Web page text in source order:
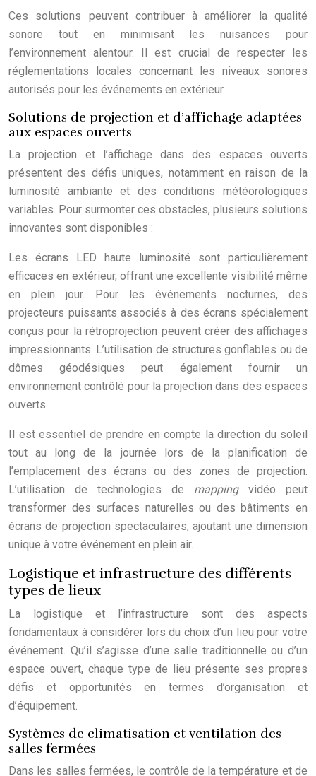
Ces solutions peuvent contribuer à améliorer la qualité
sonore tout en minimisant les nuisances pour
l’environnement alentour. Il est crucial de respecter les
réglementations locales concernant les niveaux sonores
autorisés pour les événements en extérieur.
Solutions de projection et d’affichage adaptées
aux espaces ouverts
La projection et l’affichage dans des espaces ouverts
présentent des défis uniques, notamment en raison de la
luminosité ambiante et des conditions météorologiques
variables. Pour surmonter ces obstacles, plusieurs solutions
innovantes sont disponibles :
Les écrans LED haute luminosité sont particulièrement
efficaces en extérieur, offrant une excellente visibilité même
en plein jour. Pour les événements nocturnes, des
projecteurs puissants associés à des écrans spécialement
conçus pour la rétroprojection peuvent créer des affichages
impressionnants. L’utilisation de structures gonflables ou de
dômes géodésiques peut également fournir un
environnement contrôlé pour la projection dans des espaces
ouverts.
Il est essentiel de prendre en compte la direction du soleil
tout au long de la journée lors de la planification de
l’emplacement des écrans ou des zones de projection.
L’utilisation de technologies de mapping vidéo peut
transformer des surfaces naturelles ou des bâtiments en
écrans de projection spectaculaires, ajoutant une dimension
unique à votre événement en plein air.
Logistique et infrastructure des différents
types de lieux
La logistique et l’infrastructure sont des aspects
fondamentaux à considérer lors du choix d’un lieu pour votre
événement. Qu’il s’agisse d’une salle traditionnelle ou d’un
espace ouvert, chaque type de lieu présente ses propres
défis et opportunités en termes d’organisation et
d’équipement.
Systèmes de climatisation et ventilation des
salles fermées
Dans les salles fermées, le contrôle de la température et de